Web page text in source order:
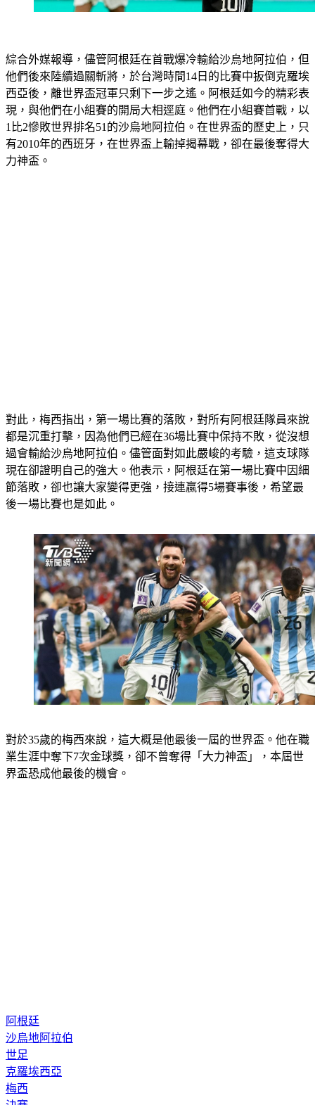
綜合外媒報導，儘管阿根廷在首戰爆冷輸給沙烏地阿拉伯，但
他們後來陸續過關斬將，於台灣時間14日的比賽中扳倒克羅埃
西亞後，離世界盃冠軍只剩下一步之遙。阿根廷如今的精彩表
現，與他們在小組賽的開局大相逕庭。他們在小組賽首戰，以
1比2慘敗世界排名51的沙烏地阿拉伯。在世界盃的歷史上，只
有2010年的西班牙，在世界盃上輸掉揭幕戰，卻在最後奪得大
力神盃。
對此，梅西指出，第一場比賽的落敗，對所有阿根廷隊員來說
都是沉重打擊，因為他們已經在36場比賽中保持不敗，從沒想
過會輸給沙烏地阿拉伯。儘管面對如此嚴峻的考驗，這支球隊
現在卻證明自己的強大。他表示，阿根廷在第一場比賽中因細
節落敗，卻也讓大家變得更強，接連贏得5場賽事後，希望最
後一場比賽也是如此。
對於35歲的梅西來說，這大概是他最後一屆的世界盃。他在職
業生涯中奪下7次金球獎，卻不曾奪得「大力神盃」，本屆世
界盃恐成他最後的機會。
阿根廷
沙烏地阿拉伯
世足
克羅埃西亞
梅西